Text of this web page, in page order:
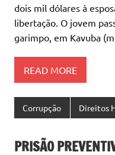
dois mil dólares à
libertação. O jovem
garimpo, em Kavuba
READ MORE
Corrupção Direitos
PRISÃO